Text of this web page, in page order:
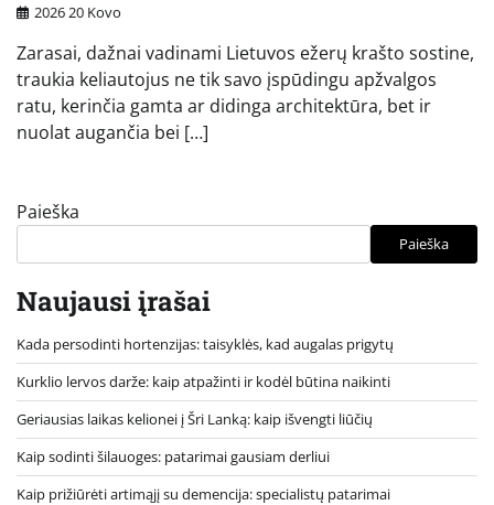
2026 20 Kovo
Zarasai, dažnai vadinami Lietuvos ežerų krašto sostine,
traukia keliautojus ne tik savo įspūdingu apžvalgos
ratu, kerinčia gamta ar didinga architektūra, bet ir
nuolat augančia bei […]
Paieška
Paieška
Naujausi įrašai
Kada persodinti hortenzijas: taisyklės, kad augalas prigytų
Kurklio lervos darže: kaip atpažinti ir kodėl būtina naikinti
Geriausias laikas kelionei į Šri Lanką: kaip išvengti liūčių
Kaip sodinti šilauoges: patarimai gausiam derliui
Kaip prižiūrėti artimąjį su demencija: specialistų patarimai